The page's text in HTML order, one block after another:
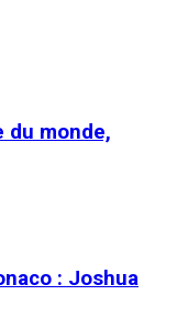
du monde,
: Joshua